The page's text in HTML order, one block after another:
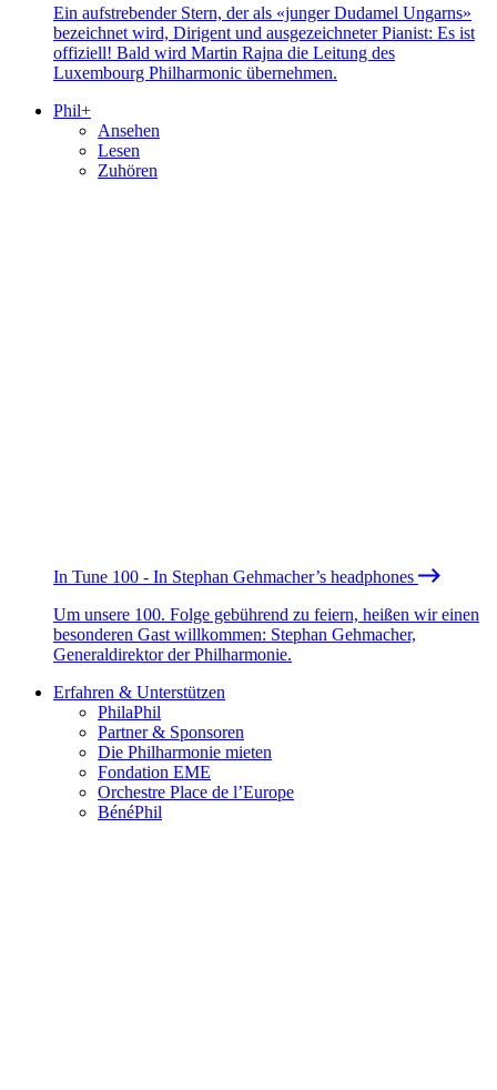
Ein aufstrebender Stern, der als «junger Dudamel Ungarns»
bezeichnet wird, Dirigent und ausgezeichneter Pianist: Es ist
offiziell! Bald wird Martin Rajna die Leitung des
Luxembourg Philharmonic übernehmen.
Phil+
Ansehen
Lesen
Zuhören
In Tune 100 - In Stephan Gehmacher’s headphones
Um unsere 100. Folge gebührend zu feiern, heißen wir einen
besonderen Gast willkommen: Stephan Gehmacher,
Generaldirektor der Philharmonie.
Erfahren & Unterstützen
PhilaPhil
Partner & Sponsoren
Die Philharmonie mieten
Fondation EME
Orchestre Place de l’Europe
BénéPhil